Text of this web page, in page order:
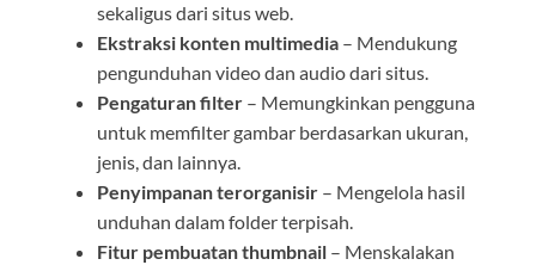
sekaligus dari situs web.
Ekstraksi konten multimedia – Mendukung
pengunduhan video dan audio dari situs.
Pengaturan filter – Memungkinkan pengguna
untuk memfilter gambar berdasarkan ukuran,
jenis, dan lainnya.
Penyimpanan terorganisir – Mengelola hasil
unduhan dalam folder terpisah.
Fitur pembuatan thumbnail – Menskalakan